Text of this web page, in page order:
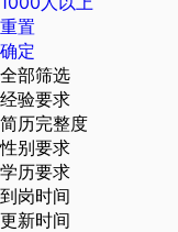
重置
确定
全部筛选
经验要求
简历完整度
性别要求
学历要求
到岗时间
更新时间